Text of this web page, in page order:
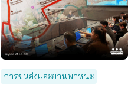
การขนส่งและยานพาหนะ